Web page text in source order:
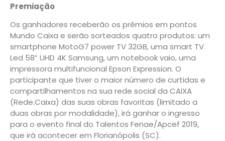
Premiação
Os ganhadores receberão os prêmios em pontos
Mundo Caixa e serão sorteados quatro produtos: um
smartphone MotoG7 power TV 32GB, uma smart TV
Led 58” UHD 4K Samsung, um notebook vaio, uma
impressora multifuncional Epson Expression. O
participante que tiver o maior número de curtidas e
compartilhamentos na sua rede social da CAIXA
(Rede.Caixa) das suas obras favoritas (limitado a
duas obras por modalidade), irá ganhar o ingresso
para o evento final do Talentos Fenae/Apcef 2019,
que irá acontecer em Florianópolis (SC).